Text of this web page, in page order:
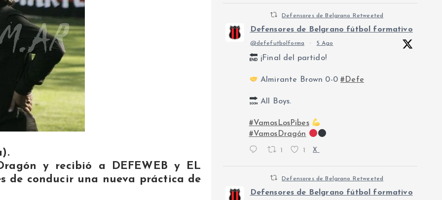
y recibió a DEFEWEB y EL
de conducir una nueva práctica de
Defensores de Belgrano Retweeted
Defensores de Belgrano fútbol formativo
@defefutbolforma · 5 Ago
¡Final del partido!
Almirante Brown 0-0#Defe
All Boys.
#VamosLosPibes
#VamosDragón
1 1 X
Defensores de Belgrano Retweeted
Defensores de Belgrano fútbol formativo